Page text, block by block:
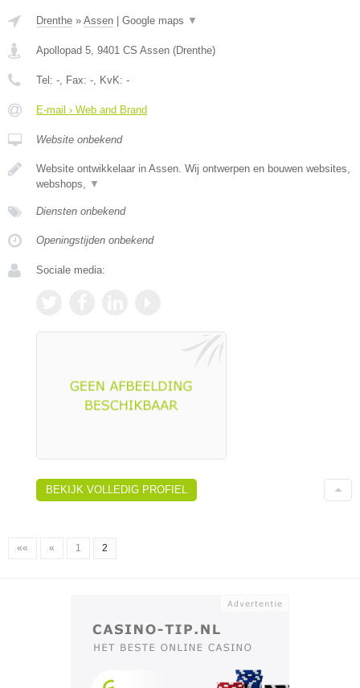
Drenthe » Assen Google maps ▼
Apollopad 5, 9401 CS Assen (Drenthe)
Tel: -, Fax: -, KvK: -
E-mail › Web and Brand
Website onbekend
Website ontwikkelaar in Assen. Wij ontwerpen en bouwen websites,
webshops, ▼
Diensten onbekend
Openingstijden onbekend
Sociale media:
BEKIJK VOLLEDIG PROFIEL
«« « 1 2